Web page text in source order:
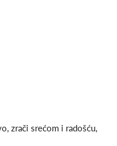
zrači srećom i radošću,